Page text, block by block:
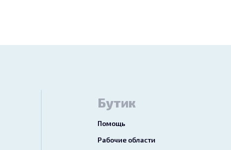
Бутик
Помощь
Рабочие области